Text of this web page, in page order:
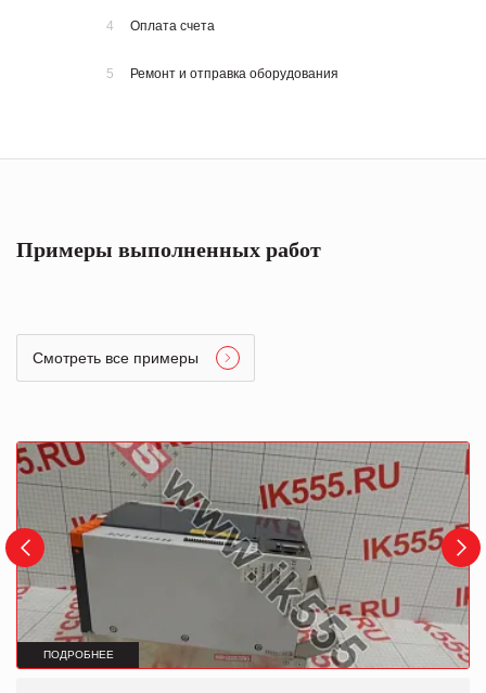
4 Оплата счета
5 Ремонт и отправка оборудования
Примеры выполненных работ
Смотреть все примеры
ПОДРОБНЕЕ